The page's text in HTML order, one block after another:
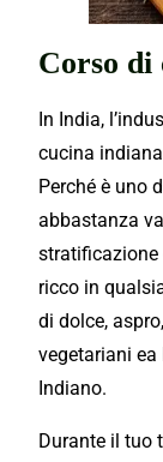
Corso di
In India,
cucina
Perché è uno
abbastanza
stratificazione
ricco in
di dolce,
vegetariani
Indiano.
Durante il tuo